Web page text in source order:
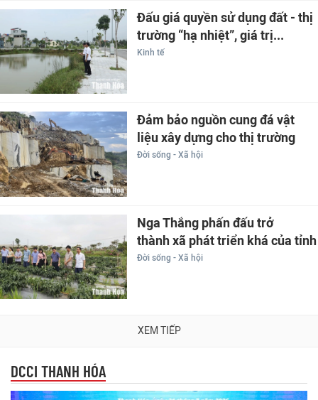
Đấu giá quyền sử dụng đất - thị
trường “hạ nhiệt”, giá trị...
Kinh tế
Đảm bảo nguồn cung đá vật
liệu xây dựng cho thị trường
Đời sống - Xã hội
Nga Thắng phấn đấu trở
thành xã phát triển khá của tỉnh
Đời sống - Xã hội
XEM TIẾP
DCCI THANH HÓA